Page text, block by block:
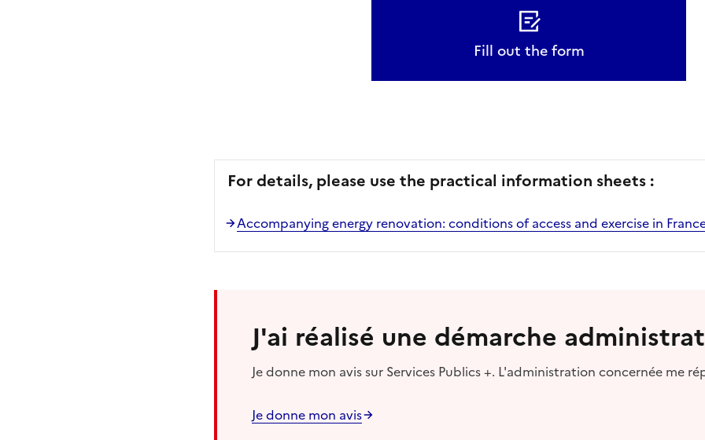
Fill out the form
For details, please use the practical information sheets :
Accompanying energy renovation: conditions of access and exercise in
J'ai réalisé une démarche
Je donne mon avis sur Services Publics +. L'administration concernée me
Je donne mon avis